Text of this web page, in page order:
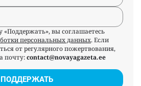
вы соглашаетесь
персональных данных. Если
от регулярного пожертвования,
почту:contact@novayagazeta.ee
ПОДДЕРЖАТЬ